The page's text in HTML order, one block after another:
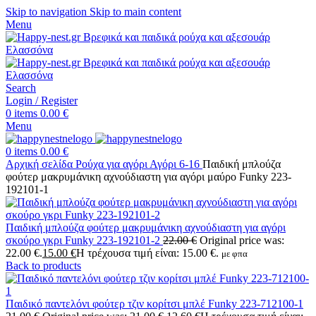
Skip to navigation Skip to main content
Menu
Search
Login / Register
0 items 0.00 €
Menu
0 items 0.00 €
Αρχική σελίδα Ρούχα για αγόρι Αγόρι 6-16 Παιδική μπλούζα
φούτερ μακρυμάνικη αχνούδιαστη για αγόρι μαύρο Funky 223-
192101-1
Παιδική μπλούζα φούτερ μακρυμάνικη αχνούδιαστη για αγόρι
σκούρο γκρι Funky 223-192101-2 22.00€ Original price was:
22.00 €.15.00 €Η τρέχουσα τιμή είναι: 15.00 €. με φπα
Back to products
Παιδικό παντελόνι φούτερ τζιν κορίτσι μπλέ Funky 223-712100-1